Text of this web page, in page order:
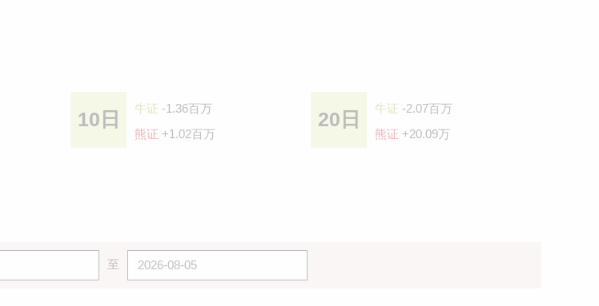
10日 牛证 -1.36百万
熊证 +1.02百万
20日 牛证 -2.07百万
熊证 +20.09万
至